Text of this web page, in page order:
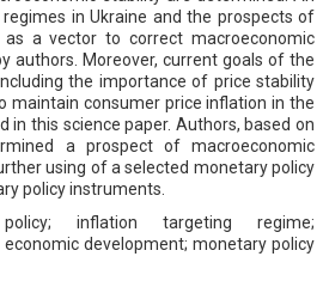
in Ukraine and the prospects of
a vector to correct macroeconomic
authors. Moreover, current goals of the
the importance of price stability
maintain consumer price inflation in the
in this science paper. Authors, based on
a prospect of macroeconomic
using of a selected monetary policy
policy instruments.
inflation targeting regime;
development; monetary policy